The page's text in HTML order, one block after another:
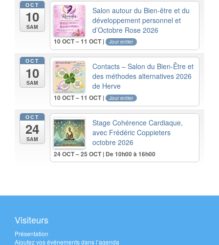
OCT
10
SAM
Salon autour du Bien-être et du
développement personnel et
d’Octobre Rose 2026
10 OCT – 11 OCT | Jour entier
OCT
10
SAM
Contacts – Salon du Bien-Être et
des méthodes alternatives 2026
de Herve
10 OCT – 11 OCT | Jour entier
OCT
24
SAM
Stage Cohérence Cardiaque,
avec Frédéric Coppieters
octobre 2026
24 OCT – 25 OCT | De 10h00 à 16h00
Visiteurs
Présentation
Ajoutez vos événements dans l’agenda